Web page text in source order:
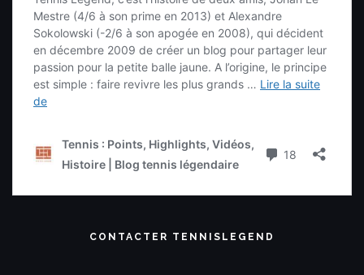
CONTACTER TENNISLEGEND